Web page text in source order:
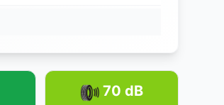
70 dB